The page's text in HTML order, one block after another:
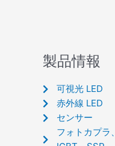
製品情報
可視光 LED
赤外線 LED
センサー
フォトカプラ、